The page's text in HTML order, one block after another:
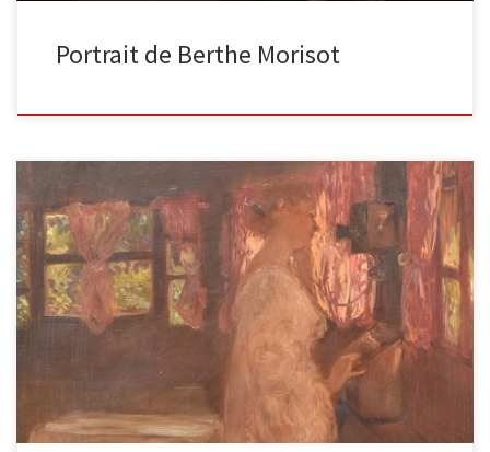
Portrait de Berthe Morisot
Le téléphone Huile sur panneau, signée ‘Gaston Latouche’ en bas
à droite. 62,5 x 54 cm Ce tableau est le […]